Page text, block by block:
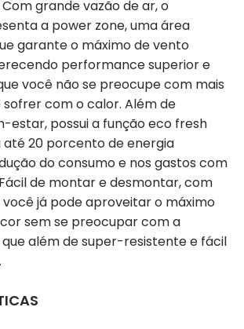
grande vazão de ar, o
a power zone, uma área
garante o máximo de vento
performance superior e
você não se preocupe com mais
com o calor. Além de
estar, possui a função eco fresh
até 20 porcento de energia
do consumo e nos gastos com
de montar e desmontar, com
já pode aproveitar o máximo
sem se preocupar com a
além de super-resistente e fácil